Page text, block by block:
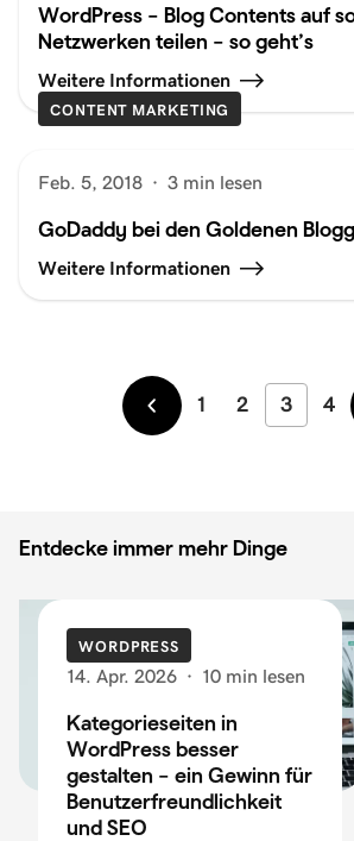
WordPress – Blog Contents auf
Netzwerken teilen – so geht’s
Weitere Informationen
CONTENT MARKETING
Feb. 5, 2018 · 3 min lesen
GoDaddy bei den Goldenen
Weitere Informationen
Neuer
1 2 3 4
Entdecke immer mehr Dinge
WORDPRESS
14. Apr. 2026 · 10 min lesen
Kategorieseiten in
WordPress besser
gestalten – ein Gewinn für
Benutzerfreundlichkeit
und SEO